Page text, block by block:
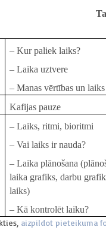
– Kur paliek laiks?
– Laika uztvere
– Manas vērtības un
Kafijas pauze
– Laiks, ritmi, bioritmi
– Vai laiks ir nauda?
– Laika plānošana
laika grafiks, darbu
laiks)
– Kā kontrolēt laiku?
aizpildot pieteikuma